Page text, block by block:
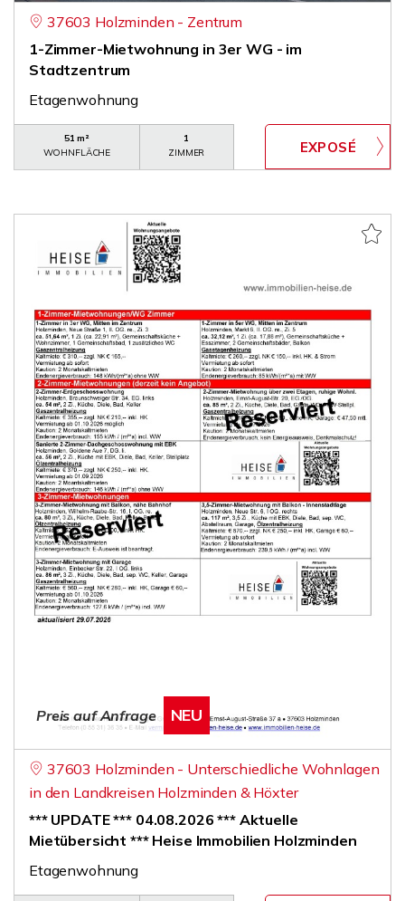
37603 Holzminden - Zentrum
1-Zimmer-Mietwohnung in 3er WG - im
Stadtzentrum
Etagenwohnung
51 m²
WOHNFLÄCHE
1
ZIMMER
Preis auf Anfrage NEU
37603 Holzminden - Unterschiedliche Wohnlagen
in den Landkreisen Holzminden & Höxter
*** UPDATE *** 04.08.2026 *** Aktuelle
Mietübersicht *** Heise Immobilien Holzminden
Etagenwohnung